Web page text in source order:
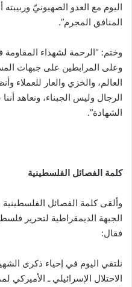
اليوم مع العدو الصهيونيّ
المنافق المجرم”.
وختم: “الرحمة لشهداء المقاومة
وعلى المرابطين على جبهات
العالم، والخزي والعار للعملاء
الرجال وليس الجبناء، ونعاهد
الشهادة”.
كلمة الفصائل الفلسطينية
وألقى كلمة الفصائل
الجبهة الديمقراطية لتحرير
فقال:
نلتقي اليوم في إحياء ذكرى
الاحتلال الإسرائيلي ـ الأميركي